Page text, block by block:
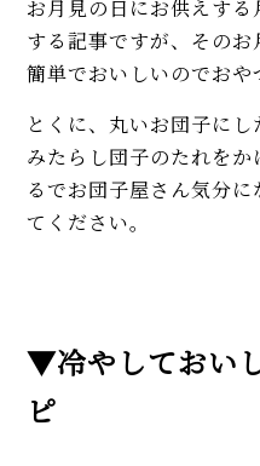
お月見の日にお供えす
する記事ですが、その
簡単でおいしいのでおや
とくに、丸いお団子にし
みたらし団子のたれを
るでお団子屋さん気分
てください。
▼冷やしておい
ピ